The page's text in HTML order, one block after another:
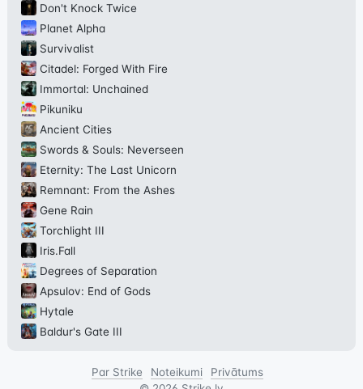
Don't Knock Twice
Planet Alpha
Survivalist
Citadel: Forged With Fire
Immortal: Unchained
Pikuniku
Ancient Cities
Swords & Souls: Neverseen
Eternity: The Last Unicorn
Remnant: From the Ashes
Gene Rain
Torchlight III
Iris.Fall
Degrees of Separation
Apsulov: End of Gods
Hytale
Baldur's Gate III
Par Strike Noteikumi
Privātums